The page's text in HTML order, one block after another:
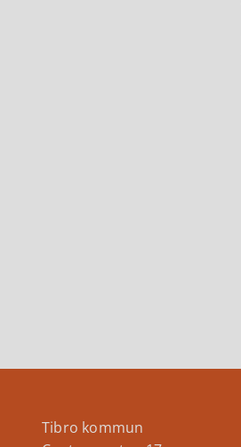
Tibro kommun